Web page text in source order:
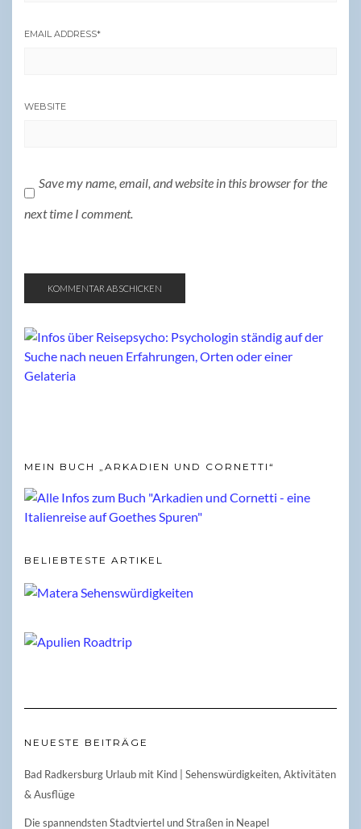
EMAIL ADDRESS*
WEBSITE
Save my name, email, and website in this browser for the
next time I comment.
MEIN BUCH „ARKADIEN UND CORNETTI“
BELIEBTESTE ARTIKEL
NEUESTE BEITRÄGE
Bad Radkersburg Urlaub mit Kind | Sehenswürdigkeiten, Aktivitäten
& Ausflüge
Die spannendsten Stadtviertel und Straßen in Neapel